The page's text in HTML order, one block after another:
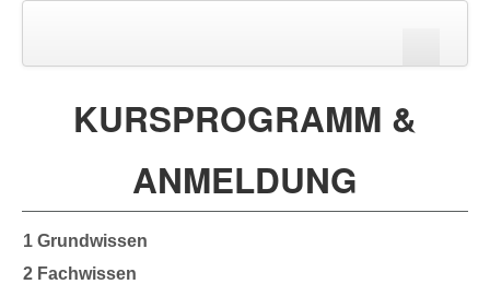
Login
Suchen
KURSPROGRAMM &
ANMELDUNG
1 Grundwissen
2 Fachwissen